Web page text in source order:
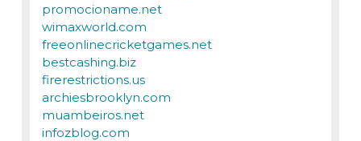
promocioname.net
wimaxworld.com
freeonlinecricketgames.net
bestcashing.biz
firerestrictions.us
archiesbrooklyn.com
muambeiros.net
infozblog.com